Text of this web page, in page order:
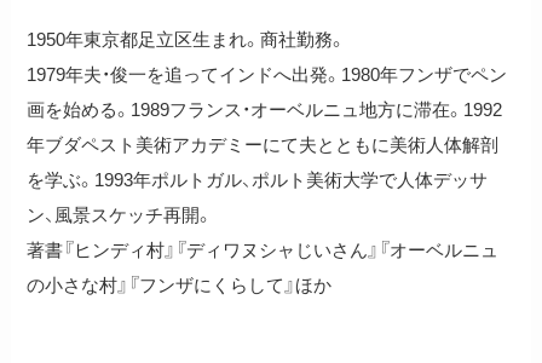
1950年東京都足立区生まれ。商社勤務。
1979年夫・俊一を追ってインドへ出発。1980年フンザでペン
画を始める。1989フランス・オーベルニュ地方に滞在。1992
年ブダペスト美術アカデミーにて夫とともに美術人体解剖
を学ぶ。1993年ポルトガル、ポルト美術大学で人体デッサ
ン、風景スケッチ再開。
著書『ヒンディ村』『ディワヌシャじいさん』『オーベルニュ
の小さな村』『フンザにくらして』ほか